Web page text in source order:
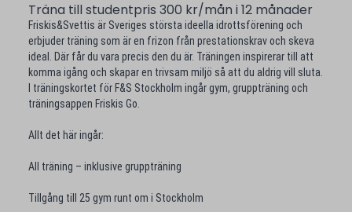
Träna till studentpris 300 kr/mån i 12 månader
Friskis&Svettis är Sveriges största ideella idrottsförening och
erbjuder träning som är en frizon från prestationskrav och skeva
ideal. Där får du vara precis den du är. Träningen inspirerar till att
komma igång och skapar en trivsam miljö så att du aldrig vill sluta.
I träningskortet för F&S Stockholm ingår gym, gruppträning och
träningsappen Friskis Go.
Allt det här ingår:
All träning – inklusive gruppträning
Tillgång till 25 gym runt om i Stockholm